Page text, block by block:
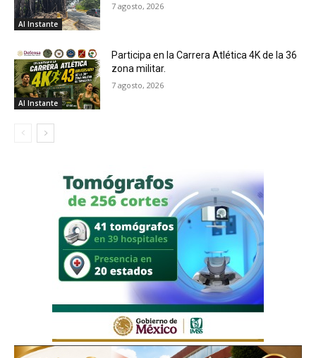
Al Instante
7 agosto, 2026
Al Instante
Participa en la Carrera Atlética 4K de la 36
zona militar.
7 agosto, 2026